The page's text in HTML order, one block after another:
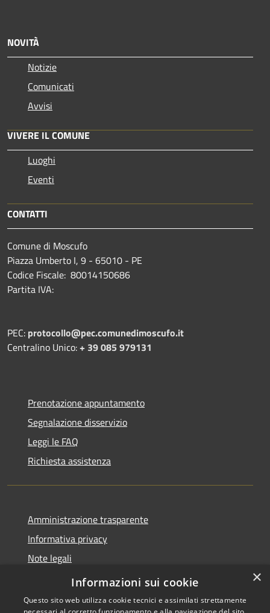
NOVITÀ
Notizie
Comunicati
Avvisi
VIVERE IL COMUNE
Luoghi
Eventi
CONTATTI
Comune di Moscufo
Piazza Umberto I, 9 - 65010 - PE
Codice Fiscale: 80014150686
Partita IVA:
PEC: protocollo@pec.comunedimoscufo.it
Centralino Unico:+ 39 085 979131
Prenotazione appuntamento
Segnalazione disservizio
Leggi le FAQ
Richiesta assistenza
Amministrazione trasparente
Informativa privacy
Note legali
Dichiarazione di accessibilità
×
Informazioni sui cookie
Questo sito web utilizza cookie tecnici e assimilati strettamente